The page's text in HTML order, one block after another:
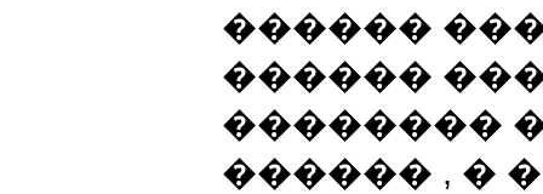
������
������
��������
������ , �